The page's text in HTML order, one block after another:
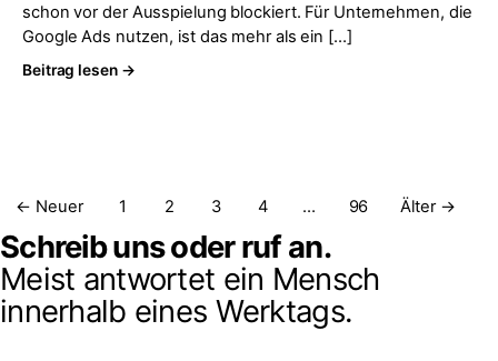
schon vor der Ausspielung blockiert. Für Unternehmen, die
Google Ads nutzen, ist das mehr als ein […]
Beitrag lesen →
Seitennummerierung der Beiträge
← Neuer 1 2 3 4 … 96 Älter →
Schreib uns oder ruf an.
Meist antwortet ein Mensch
innerhalb eines Werktags.